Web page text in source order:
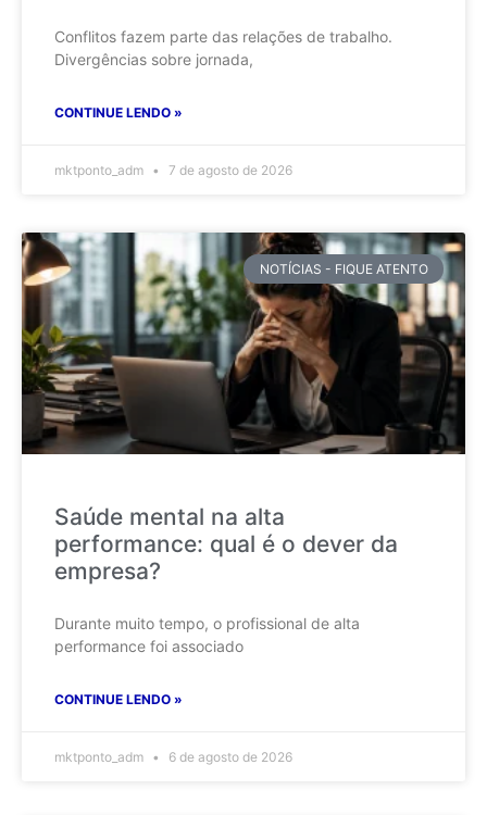
Conflitos fazem parte das relações de trabalho.
Divergências sobre jornada,
CONTINUE LENDO »
mktponto_adm 7 de agosto de 2026
NOTÍCIAS - FIQUE ATENTO
Saúde mental na alta
performance: qual é o dever da
empresa?
Durante muito tempo, o profissional de alta
performance foi associado
CONTINUE LENDO »
mktponto_adm 6 de agosto de 2026